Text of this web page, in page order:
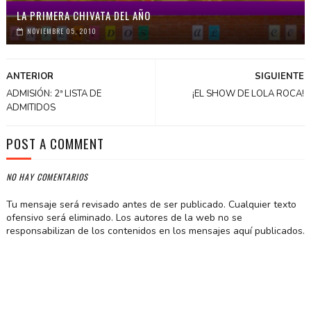
LA PRIMERA CHIVATA DEL AÑO
NOVIEMBRE 05, 2010
SIGUIENTE
¡EL SHOW DE LOLA ROCA!
ANTERIOR
ADMISIÓN: 2ª LISTA DE
ADMITIDOS
POST A COMMENT
NO HAY COMENTARIOS
Tu mensaje será revisado antes de ser publicado. Cualquier texto
ofensivo será eliminado. Los autores de la web no se
responsabilizan de los contenidos en los mensajes aquí publicados.